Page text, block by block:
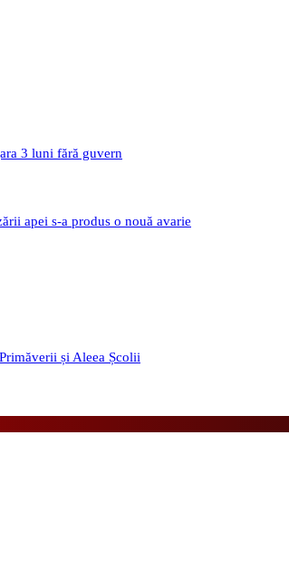
3 luni fără guvern
apei s-a produs o nouă avarie
și Aleea Școlii